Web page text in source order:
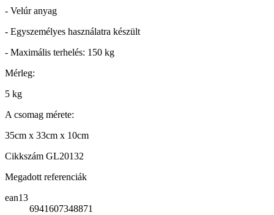
- Velúr anyag
- Egyszemélyes használatra készült
- Maximális terhelés: 150 kg
Mérleg:
5 kg
A csomag mérete:
35cm x 33cm x 10cm
Cikkszám GL20132
Megadott referenciák
ean13
6941607348871